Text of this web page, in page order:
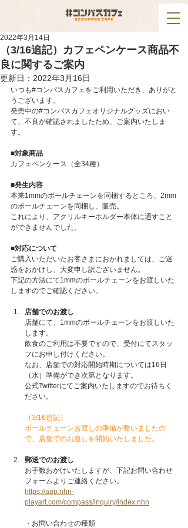
（3/16追記）カフェペンケース商品不
良に関するご案内
2022年3月14日
更新日： 2022年3月16日
いつも#コンパスカフェをご利用いただき、ありがと
うございます。
発売中の#コンパスカフェオリジナルグッズにおい
て、不良が確認されましたため、ご案内いたしま
す。
■対象商品
カフェペンケース（全34種）
■発生内容
本来1mmのボールチェーンを同梱するところ、2mm
のボールチェーンを同梱し、販売。
これにより、アクリルキーホルダー本体に通すこと
ができませんでした。
■対応について
ご購入いただいたお客さまにおかれましては、ご迷
惑をおかけし、大変申し訳ございません。
下記の方法にて1mmのボールチェーンをお渡しいた
しますのでご確認ください。
店舗でのお渡し
店舗にて、1mmのボールチェーンをお渡しいた
します。
飲食のご利用は不要ですので、受付にてスタッ
フにお申し付けください。
なお、店舗での対応開始時期については16日
（水）準備ができ次第となります。
公式Twitterにてご案内いたしますのでお待ちく
ださい。
（3/16追記）
ボールチェーンお渡しの準備が整いましたの
で、店舗でのお渡しを開始いたしました。
郵送でのお渡し
お手数おかけいたしますが、下記お問い合わせ
フォームよりご連絡ください。
https://app.nhn-
playart.com/compass/inquiry/index.nhn
・お問い合わせの種類